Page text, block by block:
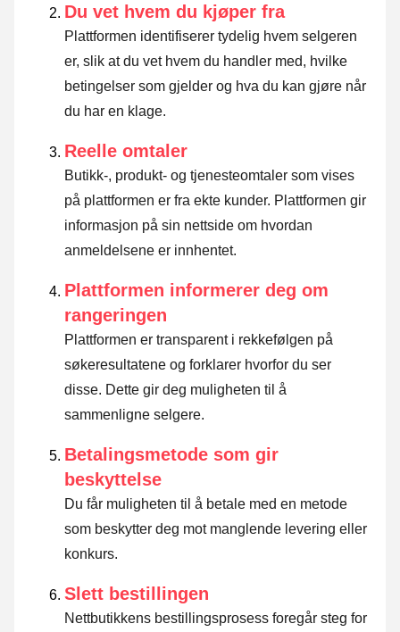
Du vet hvem du kjøper fra
Plattformen identifiserer tydelig hvem selgeren
er, slik at du vet hvem du handler med, hvilke
betingelser som gjelder og hva du kan gjøre når
du har en klage.
Reelle omtaler
Butikk-, produkt- og tjenesteomtaler som vises
på plattformen er fra ekte kunder. Plattformen gir
informasjon på sin nettside om hvordan
anmeldelsene er innhentet.
Plattformen informerer deg om
rangeringen
Plattformen er transparent i rekkefølgen på
søkeresultatene og forklarer hvorfor du ser
disse. Dette gir deg muligheten til å
sammenligne selgere.
Betalingsmetode som gir
beskyttelse
Du får muligheten til å betale med en metode
som beskytter deg mot manglende levering eller
konkurs.
Slett bestillingen
Nettbutikkens bestillingsprosess foregår steg for